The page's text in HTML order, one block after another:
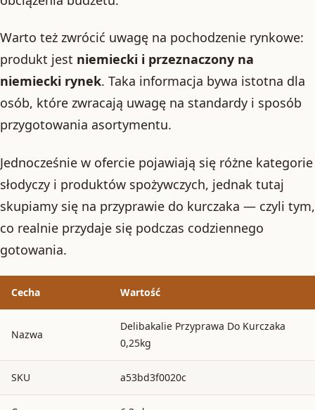
Warto też zwrócić uwagę na pochodzenie rynkowe:
produkt jest niemiecki i przeznaczony na
niemiecki rynek. Taka informacja bywa istotna dla
osób, które zwracają uwagę na standardy i sposób
przygotowania asortymentu.
Jednocześnie w ofercie pojawiają się różne kategorie
słodyczy i produktów spożywczych, jednak tutaj
skupiamy się na przyprawie do kurczaka — czyli tym,
co realnie przydaje się podczas codziennego
gotowania.
Cecha Wartość
Nazwa
Delibakalie Przyprawa Do Kurczaka
0,25kg
SKU a53bd3f0020c